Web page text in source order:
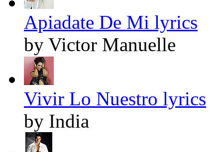
Apiadate De Mi lyrics
by Victor Manuelle
Vivir Lo Nuestro lyrics
by India